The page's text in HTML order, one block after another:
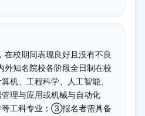
校期间表现良好且没有不良
知名院校各阶段全日制在校
机、工程科学、人工智能、
理与应用或机械与自动化
等工科专业；③报名者需具备